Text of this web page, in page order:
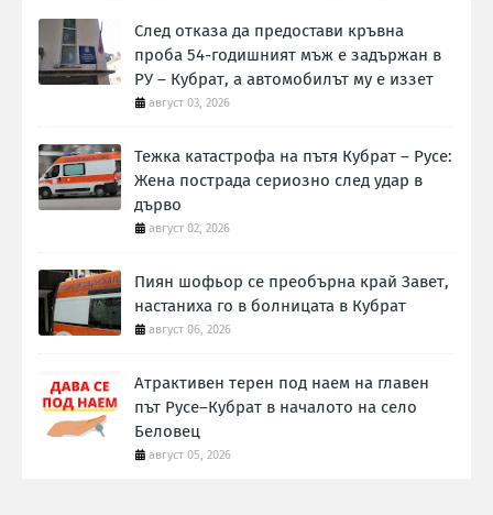
След отказа да предостави кръвна
проба 54-годишният мъж е задържан в
РУ – Кубрат, а автомобилът му е иззет
август 03, 2026
Тежка катастрофа на пътя Кубрат – Русе:
Жена пострада сериозно след удар в
дърво
август 02, 2026
Пиян шофьор се преобърна край Завет,
настаниха го в болницата в Кубрат
август 06, 2026
Атрактивен терен под наем на главен
път Русе–Кубрат в началото на село
Беловец
август 05, 2026